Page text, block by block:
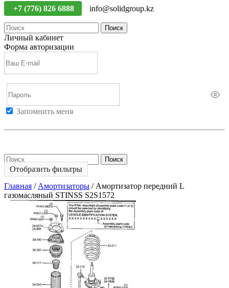
+7 (776) 826 6888 info@solidgroup.kz
Поиск
Личный кабинет
Форма авторизации
Запомнить меня
Поиск
Отобразить фильтры
Главная / Амортизаторы / Амортизатор передний L
газомасляный STINSS S2S1572